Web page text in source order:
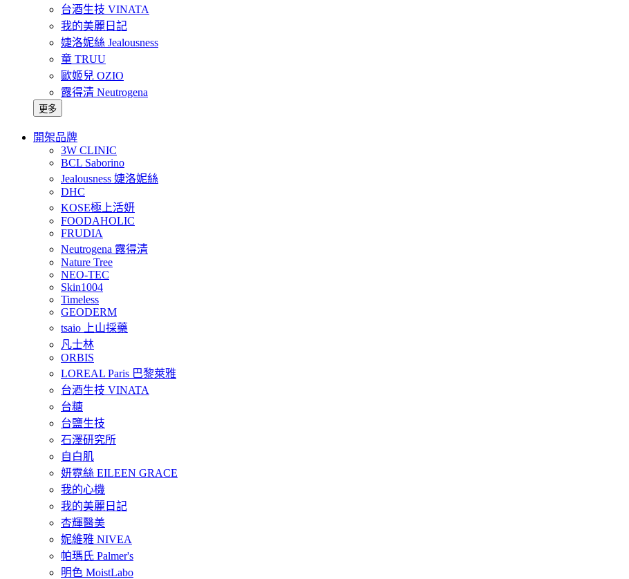
台酒生技 VINATA
我的美麗日記
婕洛妮絲 Jealousness
童 TRUU
歐姬兒 OZIO
露得清 Neutrogena
更多
開架品牌
3W CLINIC
BCL Saborino
Jealousness 婕洛妮絲
DHC
KOSE極上活妍
FOODAHOLIC
FRUDIA
Neutrogena 露得清
Nature Tree
NEO-TEC
Skin1004
Timeless
GEODERM
tsaio 上山採藥
凡士林
ORBIS
LOREAL Paris 巴黎萊雅
台酒生技 VINATA
台糖
台鹽生技
石澤研究所
自白肌
妍霓絲 EILEEN GRACE
我的心機
我的美麗日記
杏輝醫美
妮維雅 NIVEA
帕瑪氏 Palmer's
明色 MoistLabo